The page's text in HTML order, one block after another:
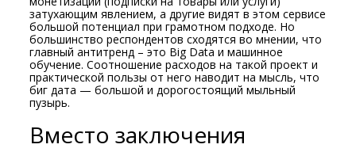
затухающим явлением, а другие видят в этом сервисе
большой потенциал при грамотном подходе. Но
большинство респондентов сходятся во мнении, что
главный антитренд – это Big Data и машинное
обучение. Соотношение расходов на такой проект и
практической пользы от него наводит на мысль, что
биг дата — большой и дорогостоящий мыльный
пузырь.
Вместо заключения